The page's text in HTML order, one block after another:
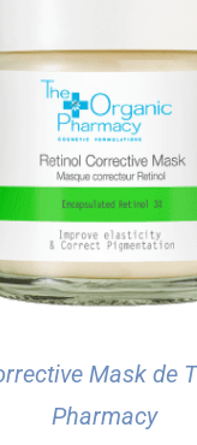
Mask de
Pharmacy